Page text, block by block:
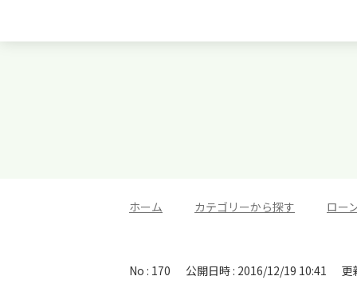
ホーム カテゴリーから探す ロー
No : 170 公開日時 : 2016/12/19 10:41 更